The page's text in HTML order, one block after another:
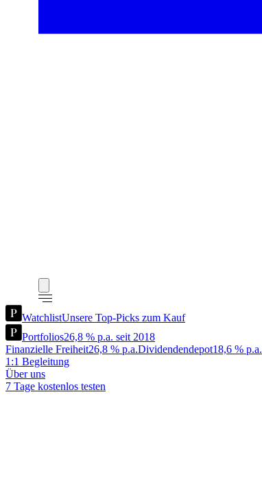
WatchlistUnsere Top-Picks zum Kauf
Portfolios26,8 % p.a. seit 2018
Finanzielle Freiheit26,8 % p.a.Dividendendepot18,6 % p.a.
1:1 Begleitung
Über uns
7 Tage kostenlos testen